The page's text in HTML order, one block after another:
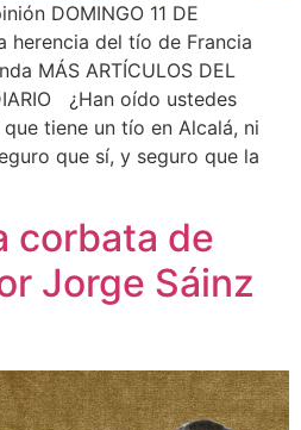
DOMINGO 11 DE
herencia del tío de Francia
MÁS ARTÍCULOS DEL
¿Han oído ustedes
tiene un tío en Alcalá, ni
que sí, y seguro que la
corbata de
Jorge Sáinz